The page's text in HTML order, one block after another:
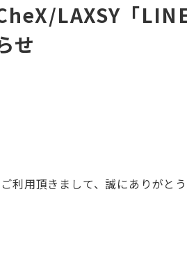
CheX/LAXSY「
せ
利用頂きまして、誠にありがとう